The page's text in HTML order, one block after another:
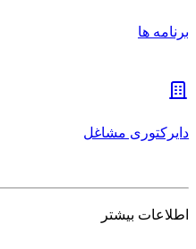
برنامه ها
دایرکتوری مشاغل
اطلاعات بیشتر